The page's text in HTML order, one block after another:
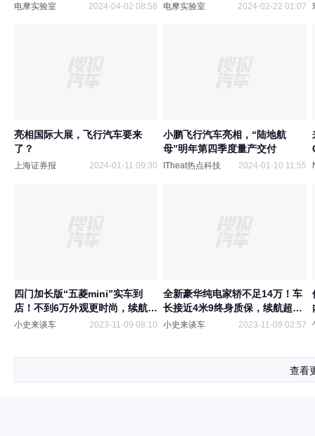
电摩实验室 2024-04-02 08:58 电摩实验室 2024-02-22 01:07
亮相国际大展，飞行汽车要来
了？
上海证券报 2024-01-11 09:30
小鹏飞行汽车亮相，“陆地航
母”明年第四季度量产交付
ITheat热点科技 2024-01-10 11:55
四门加长版“五菱mini”实车到
店！不到6万外观更时尚，续航
410Km
小史来谈车 2023-11-09 08:10
全新豪华纯电家轿不足14万！车
长接近4米9终身质保，续航超
600Km
小史来谈车 2023-11-09 02:57
查看